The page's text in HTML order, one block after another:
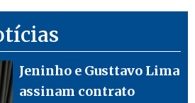
Jeninho e Gusttavo Lima
assinam contrato